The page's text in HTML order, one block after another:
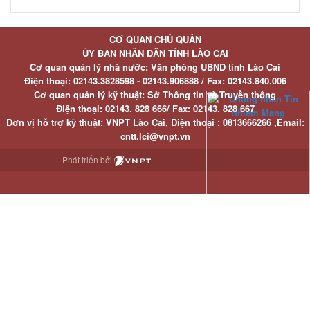
CƠ QUAN CHỦ QUẢN
ỦY BAN NHÂN DÂN TỈNH LÀO CAI
Cơ quan quản lý nhà nước: Văn phòng UBND tỉnh Lào Cai
Điện thoại:02143.3828598 - 02143.906888 / Fax:02143.840.006
Cơ quan quản lý kỹ thuật: Sở Thông tin và Truyền thông
Điện thoại:02143. 828 666/ Fax:02143. 828 667
Đơn vị hỗ trợ kỹ thuật: VNPT Lào Cai, Điện thoại : 0813666266 ,Email:
cntt.lci@vnpt.vn
Phát triển bởi